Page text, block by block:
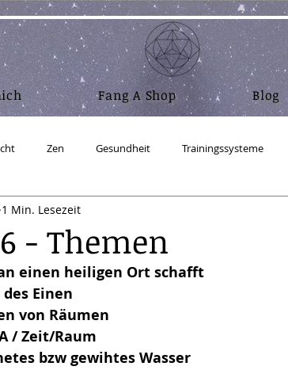
Fang A Shop Blog
Zen Gesundheit Trainingssysteme
Nahrung und Atem
Realität Physik RA Material - Gesetz des Einen
- Ubuntu Studio
- Themen
1 Min. Lesezeit
einen heiligen Ort schafft
des Einen
von Räumen
/ Zeit/Raum
bzw gewihtes Wasser